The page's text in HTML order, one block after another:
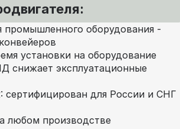
промышленного оборудования -
установки на оборудование
снижает эксплуатационные
сертифицирован для России и СНГ
любом производстве